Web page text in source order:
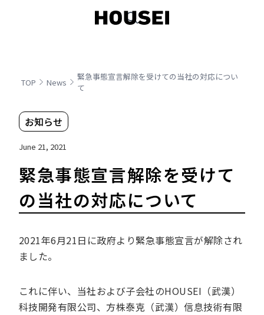
TOP News
緊急事態宣言解除を受けての当社の対応につい
て
お知らせ
June 21, 2021
緊急事態宣言解除を受けて
の当社の対応について
2021年6月21日に政府より緊急事態宣言が解除され
ました。
これに伴い、当社および子会社のHOUSEI（武漢）
科技開発有限公司、方株泰克（武漢）信息技術有限